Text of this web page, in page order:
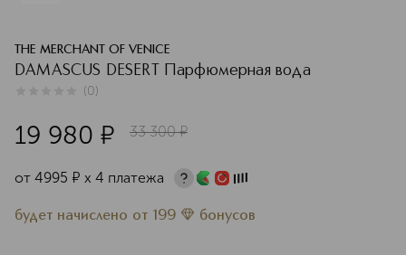
THE MERCHANT OF VENICE
DAMASCUS DESERT Парфюмерная вода
(0)
19 980 ¤ 33 300 ¤
от 4995 ¤ х 4 платежа
будет начислено от 199 бонусов